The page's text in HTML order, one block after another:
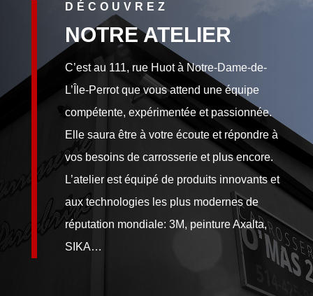
DÉCOUVREZ
NOTRE ATELIER
C’est au 111, rue Huot à Notre-Dame-de-
L’Île-Perrot que vous attend une équipe
compétente, expérimentée et passionnée.
Elle saura être à votre écoute et répondre à
vos besoins de carrosserie et plus encore.
L’atelier est équipé de produits innovants et
aux technologies les plus modernes de
réputation mondiale: 3M, peinture Axalta,
SIKA…